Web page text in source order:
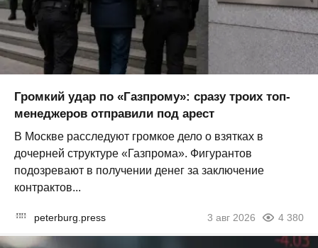
Громкий удар по «Газпрому»: сразу троих топ-
менеджеров отправили под арест
В Москве расследуют громкое дело о взятках в
дочерней структуре «Газпрома». Фигурантов
подозревают в получении денег за заключение
контрактов...
peterburg.press 3 авг 2026 4 380